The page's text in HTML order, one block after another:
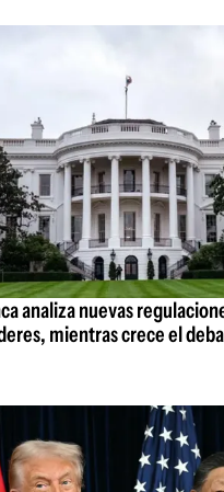
analiza nuevas
mientras crece el